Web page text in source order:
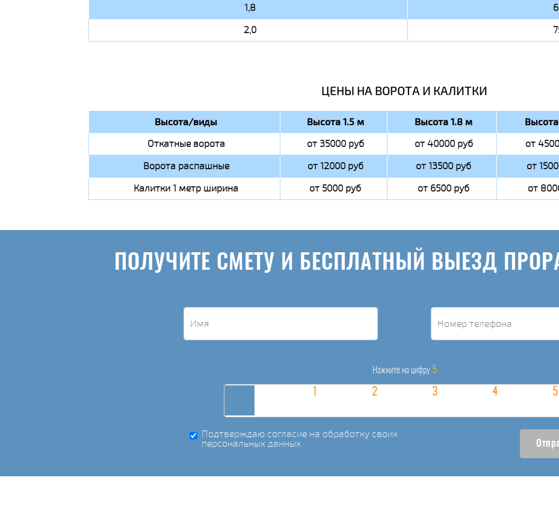
1,8
2,0
ЦЕНЫ НА ВОРОТА И КАЛИТКИ
Высота/виды Высота 1.5 м Высота 1.8 м
Откатные ворота от 35000 руб от 40000 руб от
Ворота распашные
от 12000 руб от 13500 руб от
Калитки 1 метр ширина
от 5000 руб от 6500 руб от
ПОЛУЧИТЕ СМЕТУ И БЕСПЛАТНЫЙ ВЫЕЗД
Нажмите на цифру 5
Подтверждаю согласие на обработку своих
персональных данных